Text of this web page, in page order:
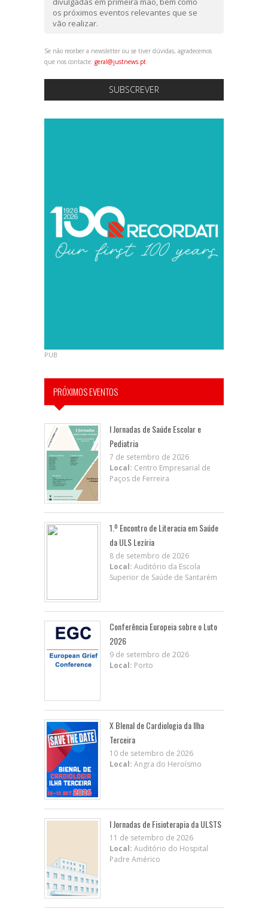
os próximos eventos relevantes que se
vão realizar.
Se não receber a newsletter ou se tiver dúvidas, agradecemos
que nos contacte: geral@justnews.pt
SUBSCREVER
PUB
PRÓXIMOS EVENTOS
I Jornadas de Saúde Escolar e
Pediatria
7 de setembro de 2026
Local: Centro Empresarial de
Paços de Ferreira
1.º Encontro de Literacia em Saúde
da ULS Lezíria
8 de setembro de 2026
Local: Auditório da Escola
Superior de Saúde de Santarém
Conferência Europeia sobre o Luto
2026
9 de setembro de 2026
Local: Porto
X BIenal de Cardiologia da Ilha
Terceira
10 de setembro de 2026
Local: Angra do Heroísmo
I Jornadas de Fisioterapia da ULSTS
11 de setembro de 2026
Local: Auditório do Hospital
Padre Américo